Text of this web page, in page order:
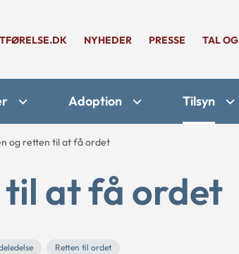
NYHEDER PRESSE TAL
Adoption Tilsyn
og retten til at få ordet
at få ordet
Retten til ordet